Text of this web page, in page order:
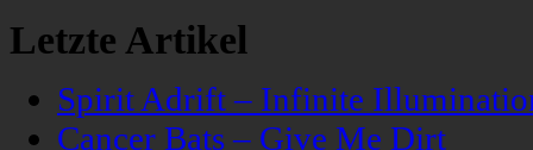
Letzte Artikel
Spirit Adrift – Infinite
Cancer Bats – Give Me Dirt